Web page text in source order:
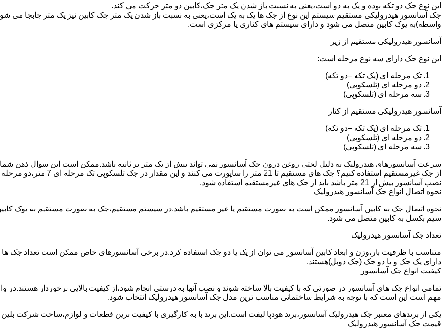
این نوع جک دو تکه بوده و یک به دو است،یعنی به نسبت باز شدن یک متر جک،کابین دو متر حرکت می کند.
جک آسانسور هیدرولیکی مستقیم سیستم این نوع از جک ها یک به یک است،یعنی به نسبت باز شدن یک متر جک کابین نیز یک متر جابجا می
واسطه)به یوک کابین متصل می شود و دارای سیستم های کناری یا مرکزی است.
آسانسور هیدرولیکی مستقیم از زیر
این نوع جک دارای سه نوع مرحله است:
تک مرحله ای (یک تکه –دو تکه)
دو مرحله ای (تلسکوپی)
سه مرحله ای (تلسکوپی)
آسانسور هیدرولیکی مستقیم از کنار
تک مرحله ای (یک تکه –دو تکه)
دو مرحله ای (تلسکوپی)
سه مرحله ای (تلسکوپی)
سرعت آسانسورهای هیدرولیک به دلیل لختی روغن درون جک آسانسور نمی تواند بیش از یک متر بر ثانیه باشد.ممکن است این سوال ذهن
نصب آسانسور بیش از 21 متر باشد باید از جک های غیرمستقیم استفاده شود.
نحوه اتصال انواع جک آسانسور هیدرولیک
نحوه اتصال جک به کابین آسانسور ممکن است به صورت مستقیم یا غیر مستقیم باشد.در سیستم مستقیم،جک به صورت مستقیم به یوک
سیم بکسل به کابین متصل می شود.
تعداد جک آسانسور هیدرولیک
متناسب با ظرفیت بار،وزن و ابعاد کابین آسانسور می توان از یک یا دو جک استفاده کرد.در برخی آسانسورهای خاص ممکن است تعداد جک ها
دارای یک جک و یا دو جک (جک دوبل)هستند.
کیفیت انواع جک آسانسور
تمامی انواع جک های آسانسور در صورتی که با کیفیت بالا ساخته شوند و نصب آنها به درستی انجام شود،از کیفیت بالایی برخوردار
مهم است این است که با توجه به شرایط ساختمانی مناسب ترین مدل جک آسانسور هیدرولیک انتخاب شود.
یکی از برندهای معتبر جک هیدرولیک آسانسور،برند هودپا لیفت است.این برند با به کارگیری با کیفیت ترین قطعات و لوازم،ساخت شرکت
قیمت جک آسانسور هیدرولیک